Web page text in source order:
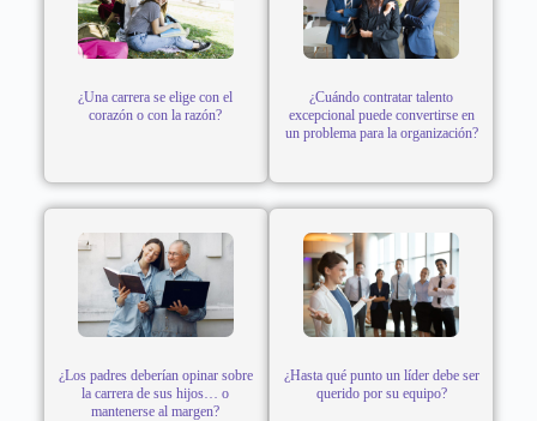
¿Una carrera se elige con el
corazón o con la razón?
¿Cuándo contratar talento
excepcional puede convertirse en
un problema para la organización?
¿Los padres deberían opinar sobre
la carrera de sus hijos… o
mantenerse al margen?
¿Hasta qué punto un líder debe ser
querido por su equipo?